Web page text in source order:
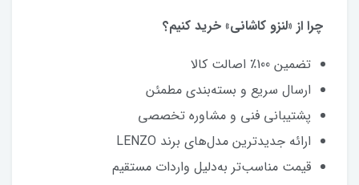
چرا از «لنزو کاشانی» خرید کنیم؟
تضمین 100٪ اصالت کالا
ارسال سریع و بسته‌بندی مطمئن
پشتیبانی فنی و مشاوره تخصصی
ارائه جدیدترین مدل‌های برند LENZO
قیمت مناسب‌تر به‌دلیل واردات مستقیم